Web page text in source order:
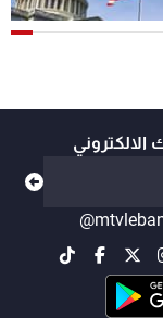
الالكتروني